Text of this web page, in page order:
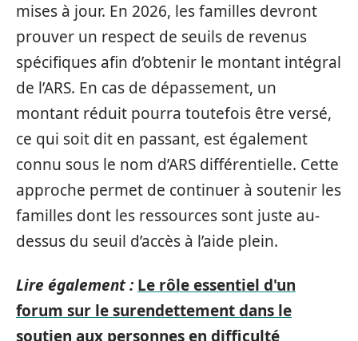
mises à jour. En 2026, les familles devront
prouver un respect de seuils de revenus
spécifiques afin d’obtenir le montant intégral
de l’ARS. En cas de dépassement, un
montant réduit pourra toutefois être versé,
ce qui soit dit en passant, est également
connu sous le nom d’ARS différentielle. Cette
approche permet de continuer à soutenir les
familles dont les ressources sont juste au-
dessus du seuil d’accès à l’aide plein.
Lire également : Le rôle essentiel d'un
forum sur le surendettement dans le
soutien aux personnes en difficulté